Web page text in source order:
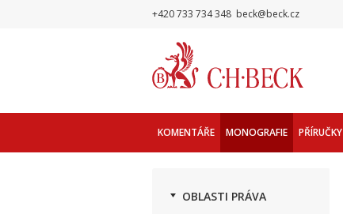
+420 733 734 348 beck@beck.cz
KOMENTÁŘE MONOGRAFIE PŘÍRUČKY
OBLASTI PRÁVA